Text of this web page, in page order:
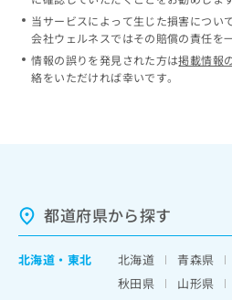
当サービスによって生じた損害につい
会社ウェルネスではその賠償の責任を
情報の誤りを発見された方は掲載情報
絡をいただければ幸いです。
都道府県から探す
北海道 ・ 東北 北海道 青森県
秋田県
山形県